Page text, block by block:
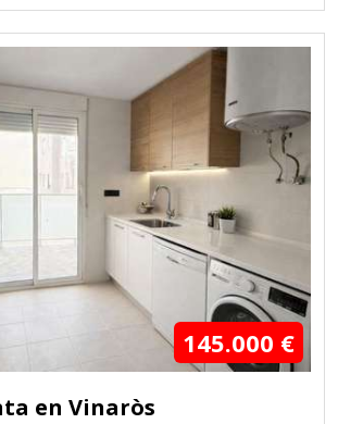
145.000 €
en Vinaròs